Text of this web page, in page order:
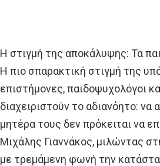
Η στιγμή της αποκάλυψης: Τα
Η πιο σπαρακτική στιγμή της
επιστήμονες, παιδοψυχολόγοι
διαχειριστούν το αδιανόητο: να
μητέρα τους δεν πρόκειται να
Μιχάλης Γιαννάκος, μιλώντας
με τρεμάμενη φωνή την